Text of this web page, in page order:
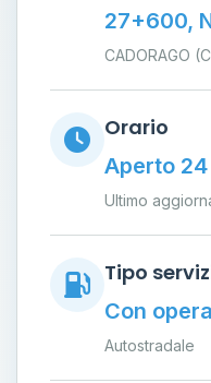
27+600,
CADORAGO
Orario
Aperto
Ultimo
Tipo
Con
Autostradale